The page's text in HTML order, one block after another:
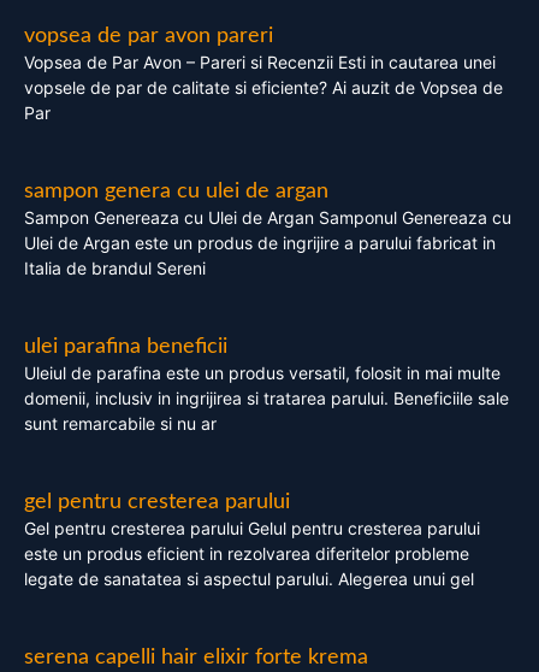
vopsea de par avon pareri
Vopsea de Par Avon – Pareri si Recenzii Esti in cautarea unei
vopsele de par de calitate si eficiente? Ai auzit de Vopsea de
Par
sampon genera cu ulei de argan
Sampon Genereaza cu Ulei de Argan Samponul Genereaza cu
Ulei de Argan este un produs de ingrijire a parului fabricat in
Italia de brandul Sereni
ulei parafina beneficii
Uleiul de parafina este un produs versatil, folosit in mai multe
domenii, inclusiv in ingrijirea si tratarea parului. Beneficiile sale
sunt remarcabile si nu ar
gel pentru cresterea parului
Gel pentru cresterea parului Gelul pentru cresterea parului
este un produs eficient in rezolvarea diferitelor probleme
legate de sanatatea si aspectul parului. Alegerea unui gel
serena capelli hair elixir forte krema